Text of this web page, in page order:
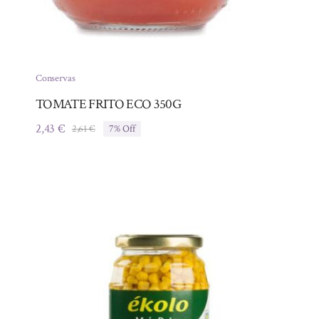
Conservas
TOMATE FRITO ECO 350G
2,61€El
2,43€
El
7% Off